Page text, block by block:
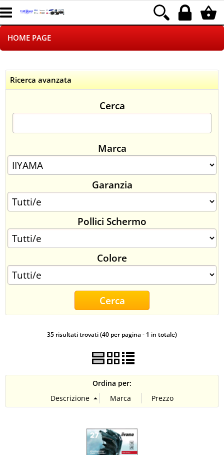
HOME PAGE
LOGISTICA
NEGOZI ON LINE
SINCRONIZZATI CON NOI
SPEDIZIONI
CONTATTI
Ricerca avanzata
Cerca
Marca
Garanzia
Pollici Schermo
Colore
35 risultati trovati (40 per pagina - 1 in totale)
Ordina per: